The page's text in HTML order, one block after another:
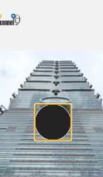
入節目名稱、主持人